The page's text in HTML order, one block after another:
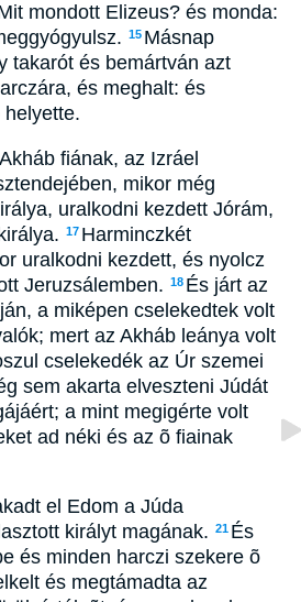
mondott Elizeus? és monda:
15 Másnap
takarót és bemártván azt
és meghalt: és
fiának, az Izráel
mikor még
uralkodni kezdett Jórám,
17 Harminczkét
uralkodni kezdett, és nyolcz
Jeruzsálemben. 18 És járt az
a miképen cselekedtek volt
mert az Akháb leánya volt
cselekedék az Úr szemei
sem akarta elveszteni Júdát
a mint megigérte volt
ad néki és az õ fiainak
el Edom a Júda
királyt magának. 21 És
és minden harczi szekere õ
és megtámadta az